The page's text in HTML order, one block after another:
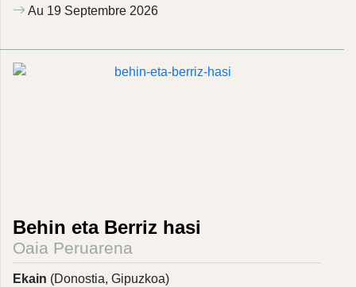
Au 19 Septembre 2026
Behin eta Berriz hasi
Oaia Peruarena
Ekain (Donostia, Gipuzkoa)